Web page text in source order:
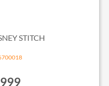
STITCH